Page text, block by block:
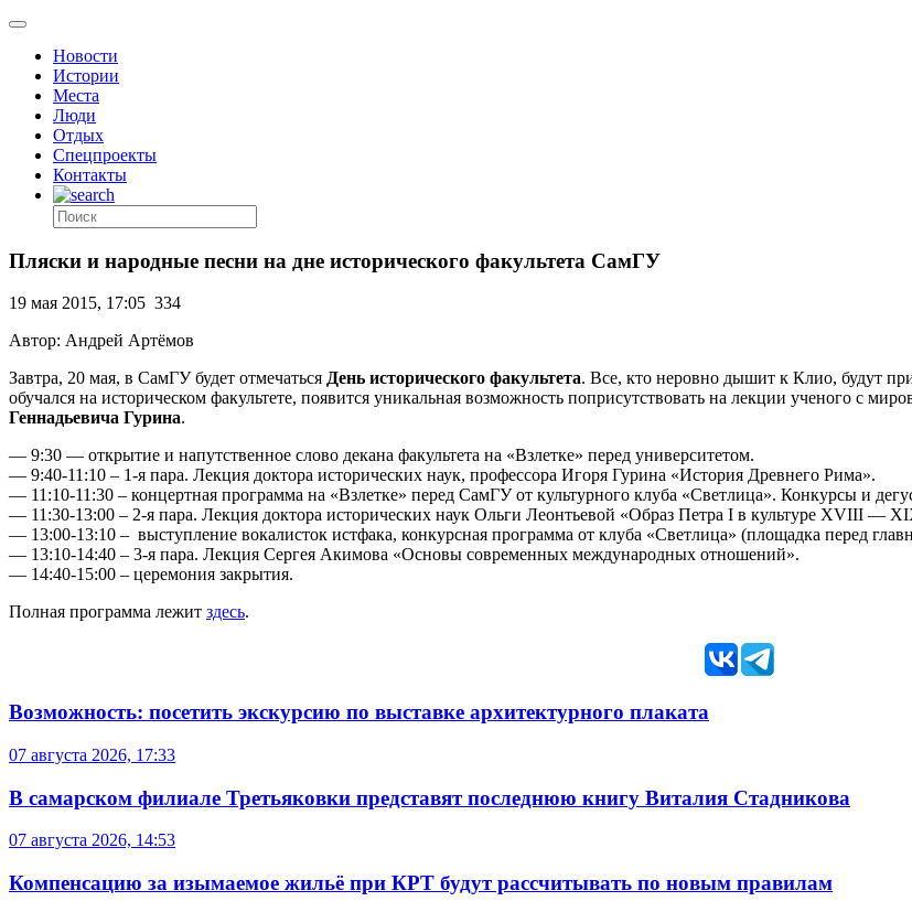
Новости
Истории
Места
Люди
Отдых
Спецпроекты
Контакты
Пляски и народные песни на дне исторического факультета СамГУ
19 мая 2015, 17:05 334
Автор: Андрей Артёмов
Завтра, 20 мая, в СамГУ будет отмечаться День исторического факультета. Все, кто неровно дышит к Клио, будут
обучался на историческом факультете, появится уникальная возможность поприсутствовать на лекции ученого с
Геннадьевича Гурина.
— 9:30 — открытие и напутственное слово декана факультета на «Взлетке» перед университетом.
— 9:40-11:10 – 1-я пара. Лекция доктора исторических наук, профессора Игоря Гурина «История Древнего Рима».
— 11:10-11:30 – концертная программа на «Взлетке» перед СамГУ от культурного клуба «Светлица». Конкурсы и
— 11:30-13:00 – 2-я пара. Лекция доктора исторических наук Ольги Леонтьевой «Образ Петра I в культуре XVIII —
— 13:00-13:10 – выступление вокалисток истфака, конкурсная программа от клуба «Светлица» (площадка перед
— 13:10-14:40 – 3-я пара. Лекция Сергея Акимова «Основы современных международных отношений».
— 14:40-15:00 – церемония закрытия.
Полная программа лежит здесь.
Возможность: посетить экскурсию по выставке архитектурного плаката
07 августа 2026, 17:33
В самарском филиале Третьяковки представят последнюю книгу Виталия Стадникова
07 августа 2026, 14:53
Компенсацию за изымаемое жильё при КРТ будут рассчитывать по новым правилам